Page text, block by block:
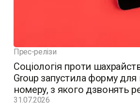
Прес-релізи
Соціологія проти
Group запустила форму для
номеру, з якого дзвонять
31.07.2026